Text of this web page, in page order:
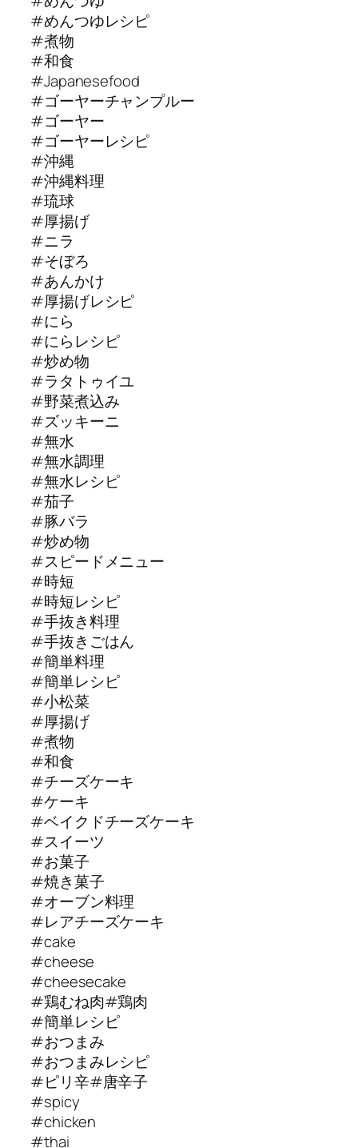
#めんつゆレシピ
#煮物
#和食
#Japanesefood
#ゴーヤーチャンプルー
#ゴーヤー
#ゴーヤーレシピ
#沖縄
#沖縄料理
#琉球
#厚揚げ
#ニラ
#そぼろ
#あんかけ
#厚揚げレシピ
#にら
#にらレシピ
#炒め物
#ラタトゥイユ
#野菜煮込み
#ズッキーニ
#無水
#無水調理
#無水レシピ
#茄子
#豚バラ
#炒め物
#スピードメニュー
#時短
#時短レシピ
#手抜き料理
#手抜きごはん
#簡単料理
#簡単レシピ
#小松菜
#厚揚げ
#煮物
#和食
#チーズケーキ
#ケーキ
#ベイクドチーズケーキ
#スイーツ
#お菓子
#焼き菓子
#オーブン料理
#レアチーズケーキ
#cake
#cheese
#cheesecake
#鶏むね肉#鶏肉
#簡単レシピ
#おつまみ
#おつまみレシピ
#ピリ辛#唐辛子
#spicy
#chicken
#thai